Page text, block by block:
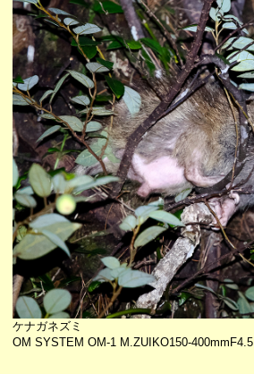
ケナガネズミ
OM SYSTEM OM-1 M.ZUIKO150-400mmF4.5